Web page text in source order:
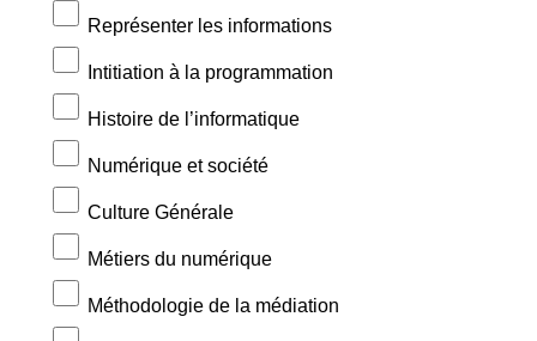
Représenter les informations
Intitiation à la programmation
Histoire de l’informatique
Numérique et société
Culture Générale
Métiers du numérique
Méthodologie de la médiation